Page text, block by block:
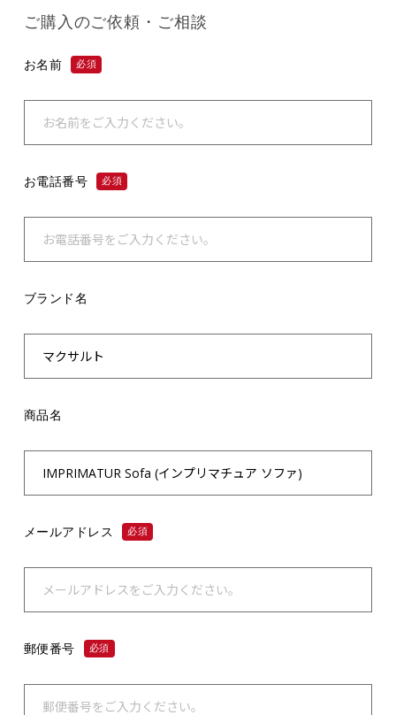
ご購入のご依頼・ご相談
お名前 必須
お電話番号 必須
ブランド名
商品名
メールアドレス 必須
郵便番号 必須